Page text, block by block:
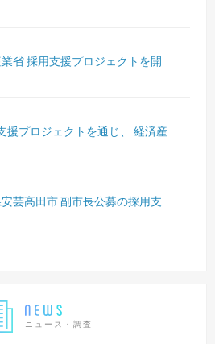
ニュース・調査
省 採用支援プロジェクトを開
プロジェクトを通じ、
経済産
芸高田市副市長公募の採用支